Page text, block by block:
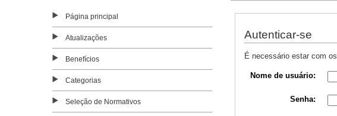
Página principal
Atualizações
Benefícios
Categorias
Seleção de Normativos
Autenticar-se
É necessário estar com os
Nome de usuário:
Senha: